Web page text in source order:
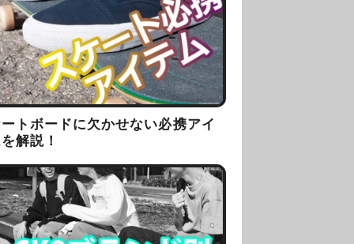
トボードに欠かせない必携アイ
解説！